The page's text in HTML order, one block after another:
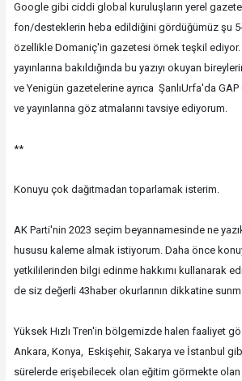
Google gibi ciddi global kuruluşların yerel
fon/desteklerin heba edildiğini gördüğümüz şu 5-
özellikle Domaniç'in gazetesi örnek teşkil
yayınlarına bakıldığında bu yazıyı okuyan
ve Yenigün gazetelerine ayrıca ŞanlıUrfa'da
ve yayınlarına göz atmalarını tavsiye ediyorum.
**
Konuyu çok dağıtmadan toparlamak isterim.
AK Parti'nin 2023 seçim beyannamesinde ne
hususu kaleme almak istiyorum. Daha önce
yetkililerinden bilgi edinme hakkımı kullanarak
de siz değerli 43haber okurlarının dikkatine
Yüksek Hızlı Tren'in bölgemizde halen faaliyet
Ankara, Konya, Eskişehir, Sakarya ve İstanbul
sürelerde erişebilecek olan eğitim görmekte